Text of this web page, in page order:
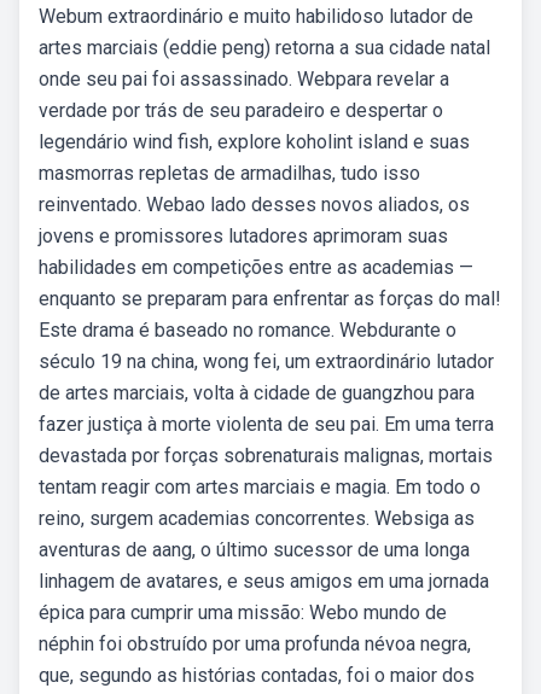
Webum extraordinário e muito habilidoso lutador de
artes marciais (eddie peng) retorna a sua cidade natal
onde seu pai foi assassinado. Webpara revelar a
verdade por trás de seu paradeiro e despertar o
legendário wind fish, explore koholint island e suas
masmorras repletas de armadilhas, tudo isso
reinventado. Webao lado desses novos aliados, os
jovens e promissores lutadores aprimoram suas
habilidades em competições entre as academias —
enquanto se preparam para enfrentar as forças do mal!
Este drama é baseado no romance. Webdurante o
século 19 na china, wong fei, um extraordinário lutador
de artes marciais, volta à cidade de guangzhou para
fazer justiça à morte violenta de seu pai. Em uma terra
devastada por forças sobrenaturais malignas, mortais
tentam reagir com artes marciais e magia. Em todo o
reino, surgem academias concorrentes. Websiga as
aventuras de aang, o último sucessor de uma longa
linhagem de avatares, e seus amigos em uma jornada
épica para cumprir uma missão: Webo mundo de
néphin foi obstruído por uma profunda névoa negra,
que, segundo as histórias contadas, foi o maior dos